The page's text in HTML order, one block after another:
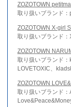
ZOZOTOWN
取り扱いブランド
ZOZOTOWN X-girl
取り扱いブランド
ZOZOTOWN
取り扱いブランド
LOVETOXIC、
ZOZOTOWN
取り扱いブランド：